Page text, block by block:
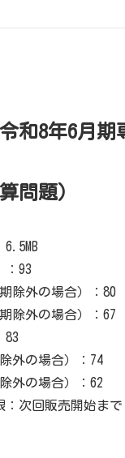
和8年6月期
問題）
：93
除外の場合）：80
除外の場合）：67
83
外の場合）：74
外の場合）：62
：次回販売開始まで